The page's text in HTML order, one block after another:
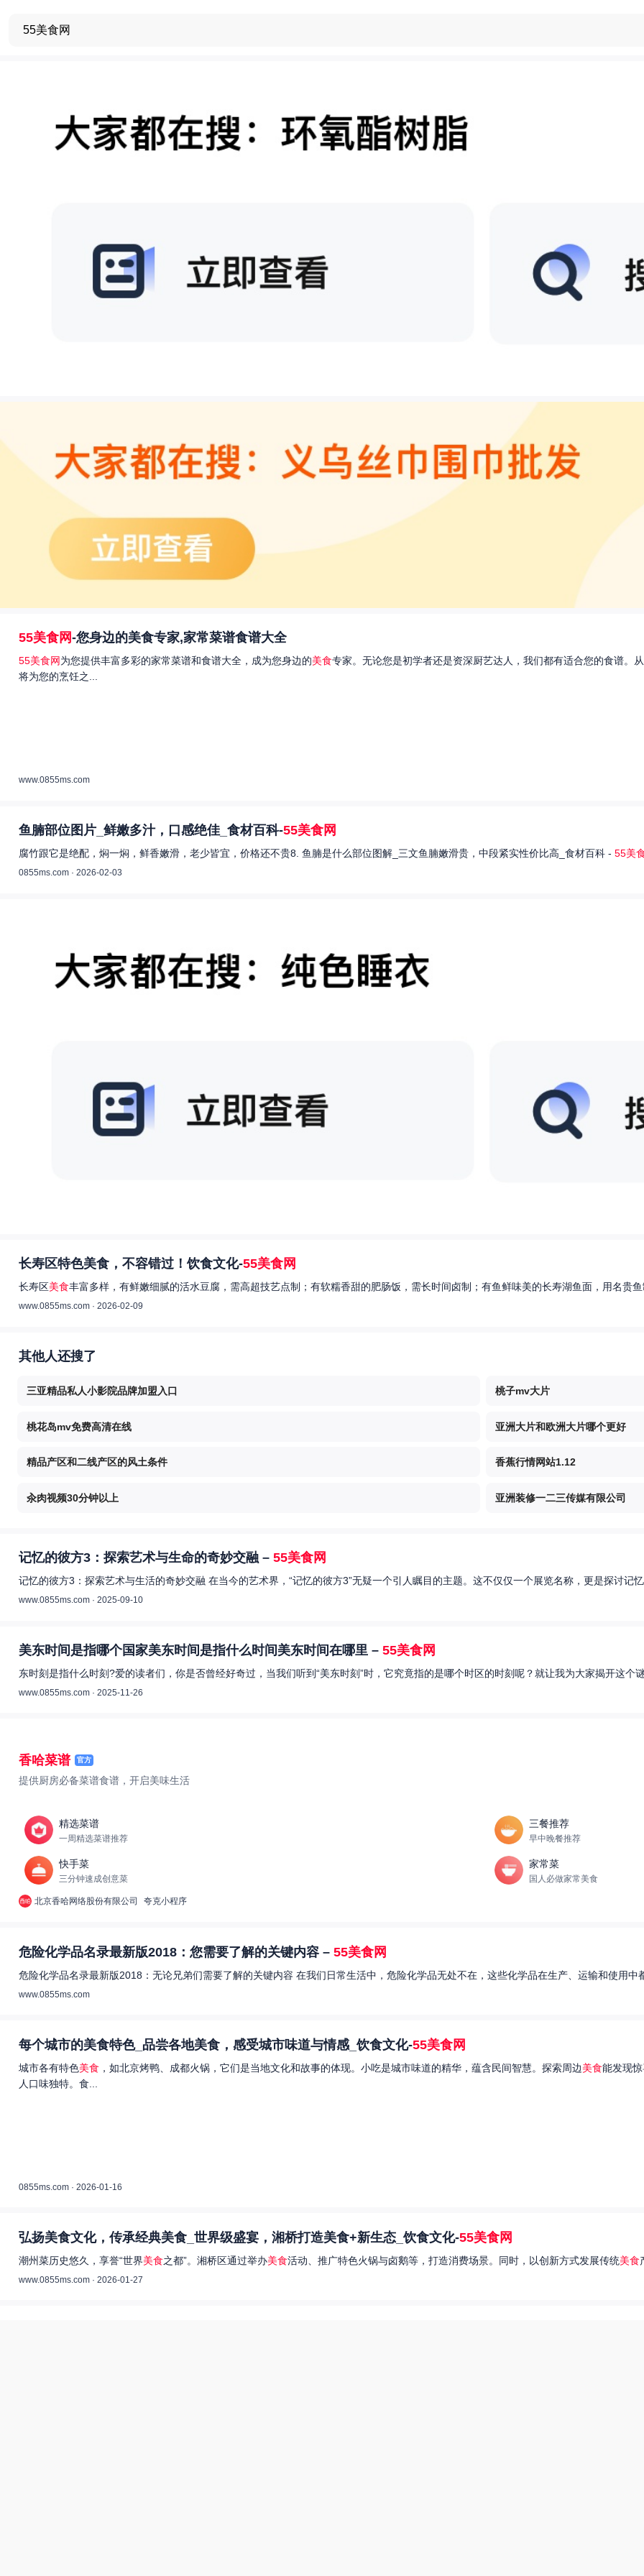
55美食网-您身边的美食专家,家常菜谱食谱大全
55美食网为您提供丰富多彩的家常菜谱和食谱大全，成为您身边的美食专家。无论您是初学者还是资深厨艺达人，我们都有适合您的食谱。
将为您的烹饪之...
www.0855ms.com
鱼腩部位图片_鲜嫩多汁，口感绝佳_食材百科-55美食网
腐竹跟它是绝配，焖一焖，鲜香嫩滑，老少皆宜，价格还不贵8. 鱼腩是什么部位图解_三文鱼腩嫩滑贵，中段紧实性价比高_食材百科 - 55美
0855ms.com · 2026-02-03
长寿区特色美食，不容错过！饮食文化-55美食网
长寿区美食丰富多样，有鲜嫩细腻的活水豆腐，需高超技艺点制；有软糯香甜的肥肠饭，需长时间卤制；有鱼鲜味美的长寿湖鱼面，用名贵
www.0855ms.com · 2026-02-09
其他人还搜了
三亚精品私人小影院品牌加盟入口 桃子mv大片
桃花岛mv免费高清在线 亚洲大片和欧洲大片哪个更好
精品产区和二线产区的风土条件 香蕉行情网站1.12
汆肉视频30分钟以上 亚洲装修一二三传媒有限公司
记忆的彼方3：探索艺术与生命的奇妙交融 – 55美食网
记忆的彼方3：探索艺术与生活的奇妙交融 在当今的艺术界，“记忆的彼方3”无疑一个引人瞩目的主题。这不仅仅一个展览名称，更是探讨记
www.0855ms.com · 2025-09-10
美东时间是指哪个国家美东时间是指什么时间美东时间在哪里 – 55美食网
东时刻是指什么时刻?爱的读者们，你是否曾经好奇过，当我们听到“美东时刻”时，它究竟指的是哪个时区的时刻呢？就让我为大家揭开这
www.0855ms.com · 2025-11-26
香哈菜谱 官方
提供厨房必备菜谱食谱，开启美味生活
精选菜谱
一周精选菜谱推荐
三餐推荐
早中晚餐推荐
快手菜
三分钟速成创意菜
家常菜
国人必做家常美食
北京香哈网络股份有限公司 夸克小程序
危险化学品名录最新版2018：您需要了解的关键内容 – 55美食网
危险化学品名录最新版2018：无论兄弟们需要了解的关键内容 在我们日常生活中，危险化学品无处不在，这些化学品在生产、运输和使用
www.0855ms.com
每个城市的美食特色_品尝各地美食，感受城市味道与情感_饮食文化-55美食网
城市各有特色美食 ，如北京烤鸭、成都火锅，它们是当地文化和故事的体现。小吃是城市味道的精华，蕴含民间智慧。探索周边美食能发现
人口味独特。食...
0855ms.com · 2026-01-16
弘扬美食文化，传承经典美食_世界级盛宴，湘桥打造美食+新生态_饮食文化-55美食网
潮州菜历史悠久，享誉“世界美食之都”。湘桥区通过举办美食活动、推广特色火锅与卤鹅等，打造消费场景。同时，以创新方式发展传统美食
www.0855ms.com · 2026-01-27